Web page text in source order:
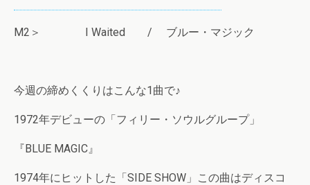
M2＞ I Waited / ブルー・マジック
今週の締めくくりはこんな1曲で♪
1972年デビューの「フィリー・ソウルグループ」
『BLUE MAGIC』
1974年にヒットした「SIDE SHOW」この曲はディスコ